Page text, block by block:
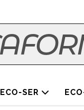
ECO-SER